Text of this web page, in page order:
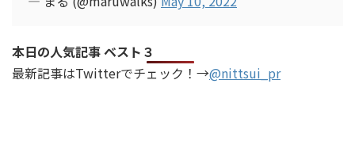
本日の人気記事 ベスト３
最新記事はTwitterでチェック！→@nittsui_pr